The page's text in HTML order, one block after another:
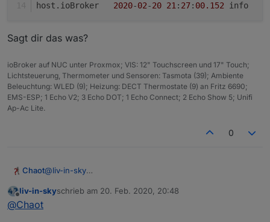
2020-02-20 21 : 27: 00.152
Sagt dir das was?
ioBroker auf NUC unter Proxmox; VIS: 12" Touchscreen und 17" Touch;
Lichtsteuerung, Thermometer und Sensoren: Tasmota (39); Ambiente
Beleuchtung: WLED (9); Heizung: DECT Thermostate (9) an Fritz 6690;
EMS-ESP; 1 Echo V2; 3 Echo DOT; 1 Echo Connect; 2 Echo Show 5; Unifi
Ap-Ac Lite.
0
Chaot@liv-in-sky
eine neue Fehlermeldung bei WLED.
wled.0	2020-02-20 21:27:02.013	error
Offline
liv-in-skyschrieb am 20. Feb. 2020, 20:48
zuletzt editiert von
@Chaot